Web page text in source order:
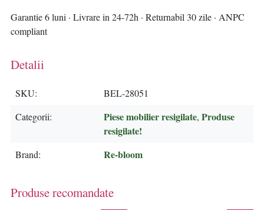
Garantie 6 luni · Livrare in 24-72h · Returnabil 30 zile · ANPC
compliant
Detalii
SKU
BEL-28051
Categorii
Piese mobilier resigilate, Produse
resigilate!
Brand Re-bloom
Produse recomandate